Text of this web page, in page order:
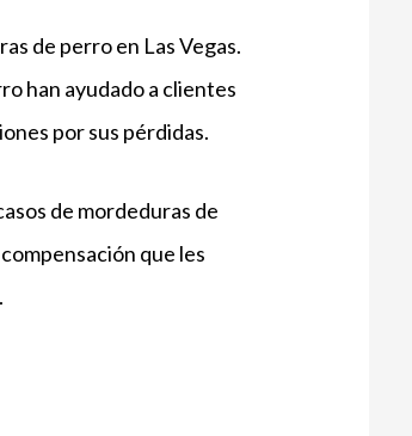
de perro en Las Vegas.
han ayudado a clientes
por sus pérdidas.
de mordeduras de
que les